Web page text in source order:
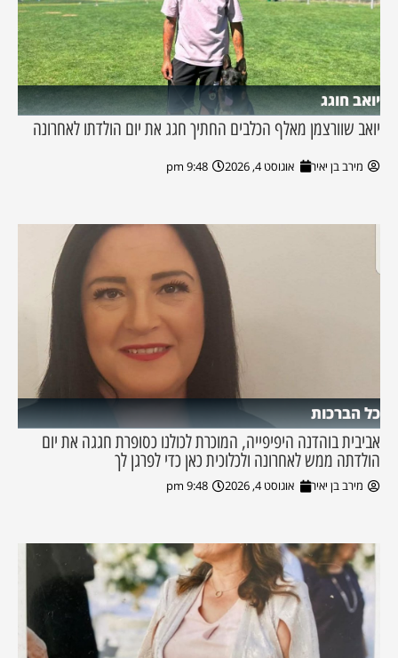
יואב חוגג
יואב שוורצמן מאלף הכלבים החתיך חגג את יום הולדתו לאחרונה
מירב בן יאיר אוגוסט 4, 2026 9:48 pm
כל הברכות
אביבית בוהדנה היפיפייה, המוכרת לכולנו כסופרת חגגה את יום
הולדתה ממש לאחרונה ולכלוכית כאן כדי לפרגן לך
מירב בן יאיר אוגוסט 4, 2026 9:48 pm